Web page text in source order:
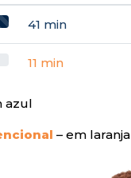
41 min
11 min
azul
– em laranja